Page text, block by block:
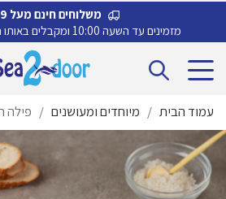
משלוחים חינם מעל 299 ₪.
מזמינים עד השעה 10:00 ומקבלים באותו היום.
דלג
לניווט
לדלג
לתוכן
עמוד הבית / מיוחדים ומעושנים / פילה